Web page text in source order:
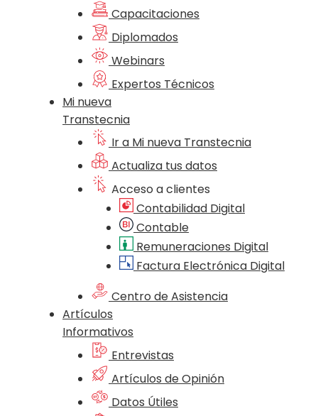
Capacitaciones
Diplomados
Webinars
Expertos Técnicos
Mi nueva
Transtecnia
Ir a Mi nueva Transtecnia
Actualiza tus datos
Acceso a clientes
Contabilidad Digital
Contable
Remuneraciones Digital
Factura Electrónica Digital
Centro de Asistencia
Artículos
Informativos
Entrevistas
Artículos de Opinión
Datos Útiles